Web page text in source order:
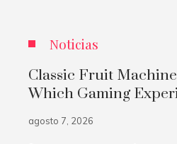
Noticias
Classic Fruit
Which Gaming
agosto 7, 2026